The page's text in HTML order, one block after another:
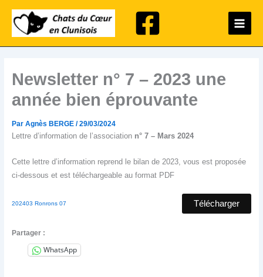
contenu
Main
Menu
Newsletter n° 7 – 2023 une
année bien éprouvante
Par Agnès BERGE /29/03/2024
Lettre d’information de l’association n° 7 – Mars 2024
Cette lettre d’information reprend le bilan de 2023, vous est proposée
ci-dessous et est téléchargeable au format PDF
202403 Ronrons 07 Télécharger
Partager :
WhatsApp